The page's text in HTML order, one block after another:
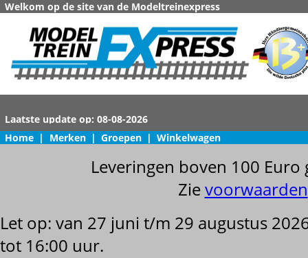
Welkom op de site van de Modeltreinexpress
Home | Merken | Groepen | Winkelwagen
Leveringen boven 100
Zievoorwaarden
Let op: van 27 juni t/m 29 augustus
tot 16:00 uur.